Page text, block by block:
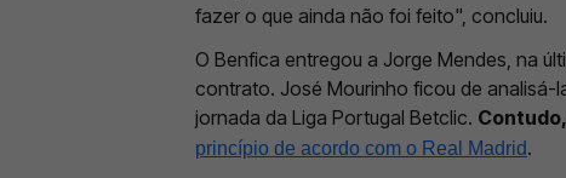
fazer o que ainda não foi feito", concluiu.
O Benfica entregou a Jorge Mendes, na
contrato. José Mourinho ficou de analisá-
jornada da Liga Portugal Betclic.
princípio de acordo com o Real Madrid.